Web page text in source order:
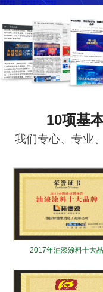
10项基
我们专心、专业
2017年油漆涂料十大品
牌